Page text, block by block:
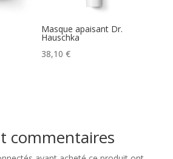
Masque apaisant Dr.
Hauschka
38,10€
commentaires